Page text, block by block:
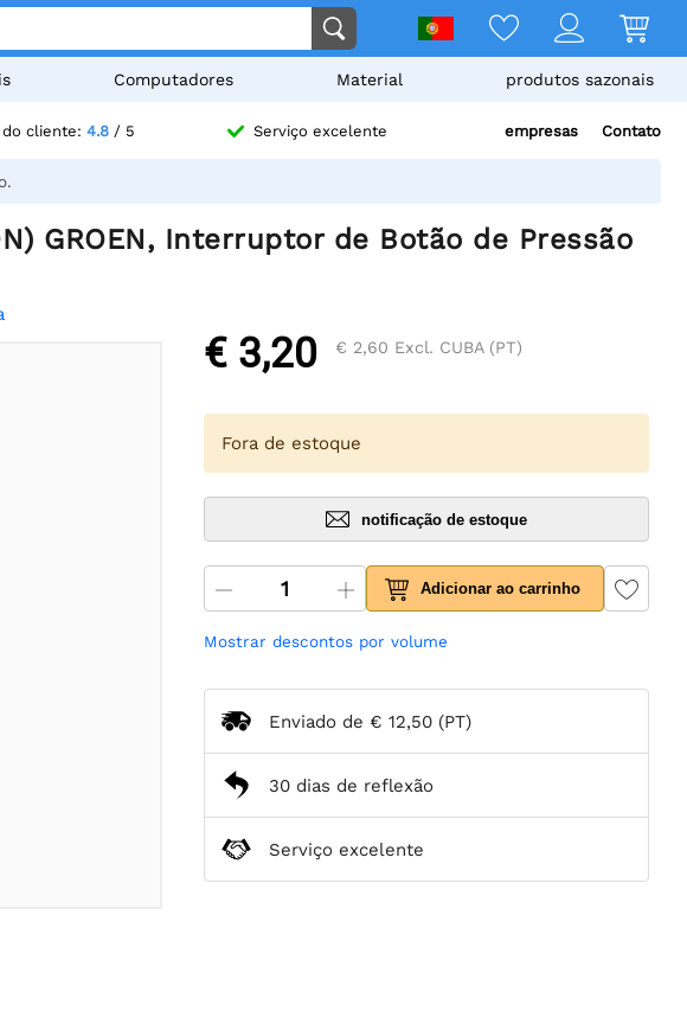
Computadores Material produtos sazonais
do cliente: 4.8/ 5 Serviço excelente empresas Contato
GROEN, Interruptor de Botão de Pressão
€ 3,20 € 2,60 Excl. CUBA (PT)
Fora de estoque
notificação de estoque
Adicionar ao carrinho
Mostrar descontos por volume
Enviado de € 12,50 (PT)
30 dias de reflexão
Serviço excelente